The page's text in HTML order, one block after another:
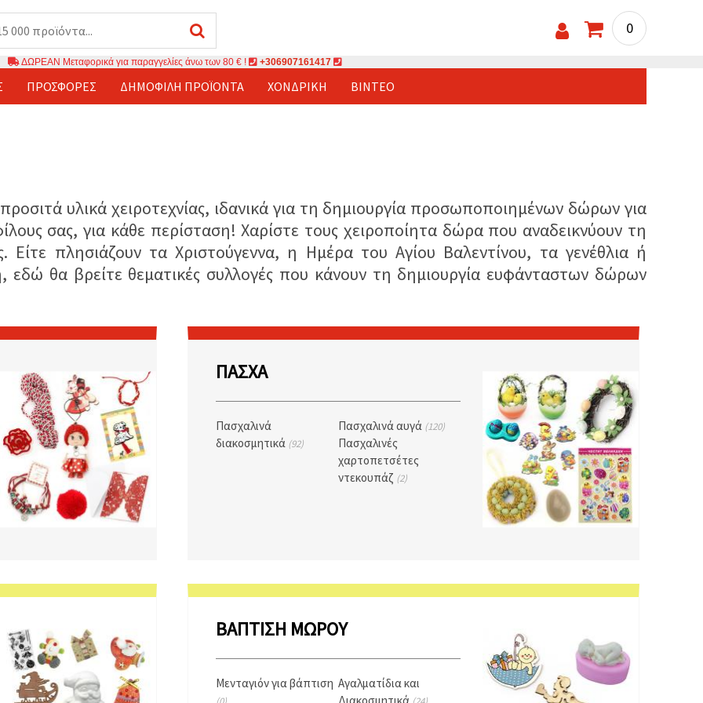
0
ΔΩΡΕΑΝ Μεταφορικά για παραγγελίες άνω των 80 € ! +306907161417
ΠΡΟΣΦΟΡΈΣ ΔΗΜΟΦΙΛΉ ΠΡΟΪΌΝΤΑ ΧΟΝΔΡΙΚΉ ΒΊΝΤΕΟ
υλικά χειροτεχνίας, ιδανικά για τη δημιουργία προσωποποιημένων δώρων για
σας, για κάθε περίσταση! Χαρίστε τους χειροποίητα δώρα που αναδεικνύουν τη
Είτε πλησιάζουν τα Χριστούγεννα, η Ημέρα του Αγίου Βαλεντίνου, τα γενέθλια ή
εδώ θα βρείτε θεματικές συλλογές που κάνουν τη δημιουργία ευφάνταστων δώρων
ΠΆΣΧΑ
Πασχαλινά
διακοσμητικά (92)
Πασχαλινά αυγά (120)
Πασχαλινές
χαρτοπετσέτες
ντεκουπάζ (2)
ΒΆΠΤΙΣΗ ΜΩΡΟΎ
Μενταγιόν για βάπτιση Αγαλματίδια και
Διακοσμητικά